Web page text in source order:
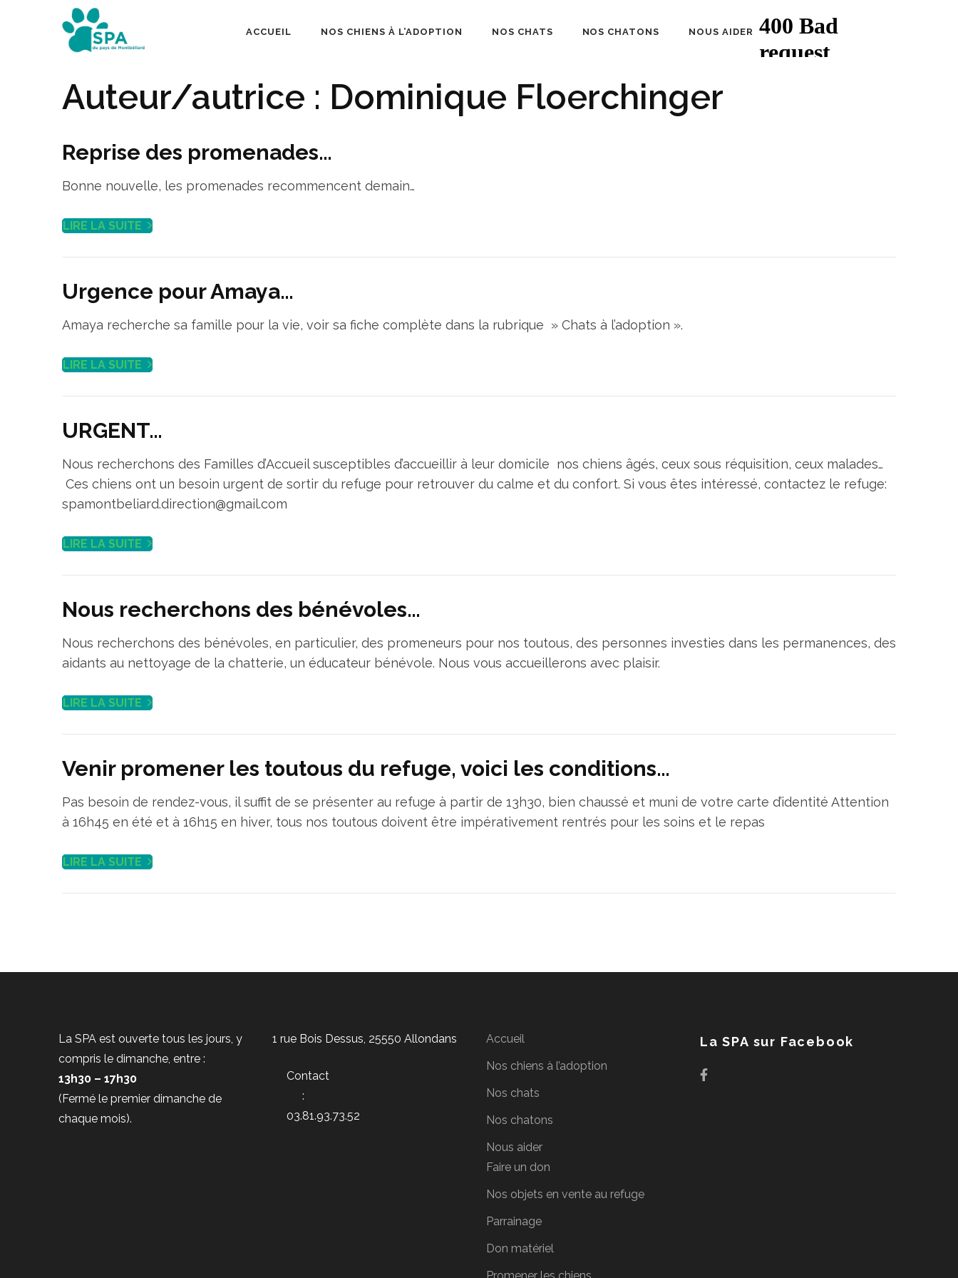
SPA Pays de Montbéliard
ACCUEIL NOS CHIENS À L’ADOPTION NOS CHATS NOS CHATONS NOUS AIDER
Auteur/autrice : Dominique Floerchinger
Reprise des promenades…
Bonne nouvelle, les promenades recommencent demain…
LIRE LA SUITE
Urgence pour Amaya…
Amaya recherche sa famille pour la vie, voir sa fiche complète dans la rubrique » Chats à l’adoption ».
LIRE LA SUITE
URGENT…
Nous recherchons des Familles d’Accueil susceptibles d’accueillir à leur domicile nos chiens âgés, ceux sous réquisition, ceux malades…
Ces chiens ont un besoin urgent de sortir du refuge pour retrouver du calme et du confort. Si vous êtes intéressé, contactez le refuge:
spamontbeliard.direction@gmail.com
LIRE LA SUITE
Nous recherchons des bénévoles…
Nous recherchons des bénévoles, en particulier, des promeneurs pour nos toutous, des personnes investies dans les permanences, des
aidants au nettoyage de la chatterie, un éducateur bénévole. Nous vous accueillerons avec plaisir.
LIRE LA SUITE
Venir promener les toutous du refuge, voici les conditions…
Pas besoin de rendez-vous, il suffit de se présenter au refuge à partir de 13h30, bien chaussé et muni de votre carte d’identité Attention
à 16h45 en été et à 16h15 en hiver, tous nos toutous doivent être impérativement rentrés pour les soins et le repas
LIRE LA SUITE
La SPA est ouverte tous les jours, y
compris le dimanche, entre :
13h30 – 17h30
(Fermé le premier dimanche de
chaque mois).
1 rue Bois Dessus, 25550 Allondans
Contact
:
03.81.93.73.52
Accueil
Nos chiens à l’adoption
Nos chats
Nos chatons
Nous aider
Faire un don
Nos objets en vente au refuge
Parrainage
Don matériel
La SPA sur Facebook